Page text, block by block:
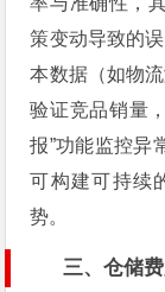
策变动导致的
本数据（如物
验证竞品销量
报”功能监控异
可构建可持续
势。
三、仓储